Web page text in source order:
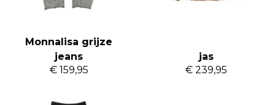
Monnalisa grijze
jeans
€ 159,95
jas
€ 239,95